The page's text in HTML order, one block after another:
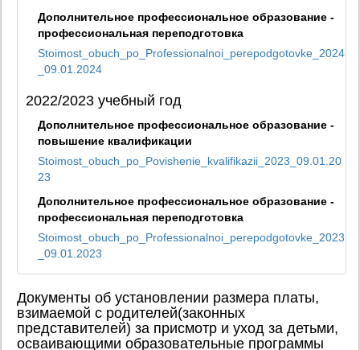
Дополнительное профессиональное образование -
профессиональная переподготовка
Stoimost_obuch_po_Professionalnoi_perepodgotovke_2024
_09.01.2024
2022/2023 учебный год
Дополнительное профессиональное образование -
повышение квалификации
Stoimost_obuch_po_Povishenie_kvalifikazii_2023_09.01.20
23
Дополнительное профессиональное образование -
профессиональная переподготовка
Stoimost_obuch_po_Professionalnoi_perepodgotovke_2023
_09.01.2023
Документы об установлении размера платы,
взимаемой с родителей(законных
представителей) за присмотр и уход за детьми,
осваивающими образовательные программы